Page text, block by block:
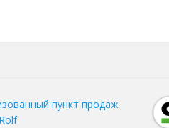
пункт продаж